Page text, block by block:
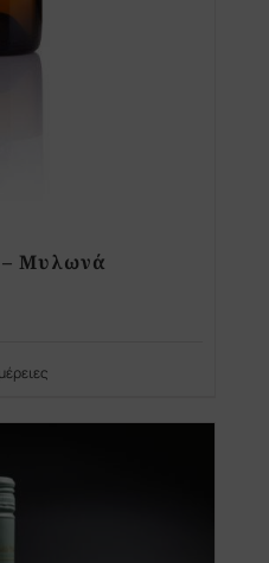
– Μυλωνά